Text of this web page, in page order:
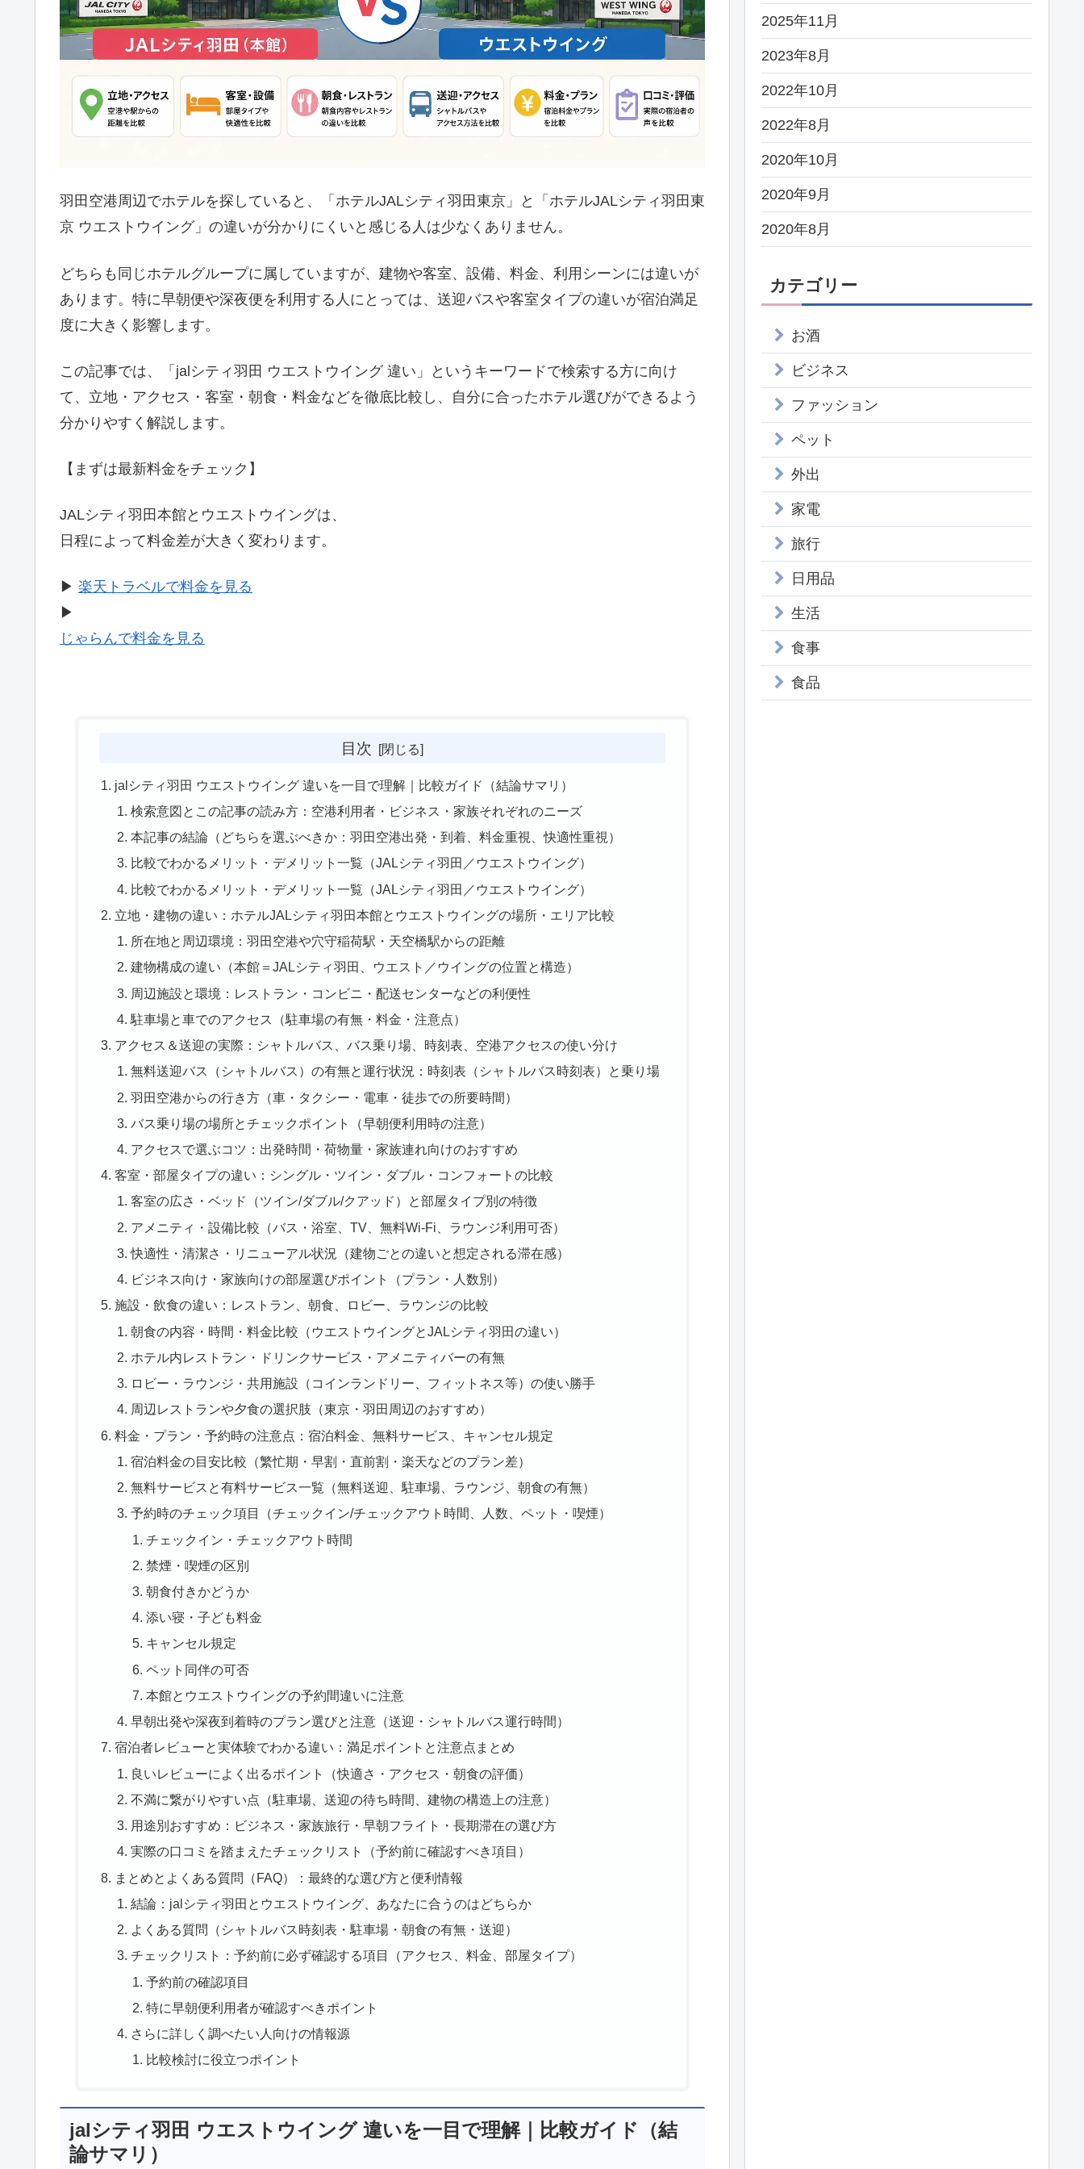
羽田空港周辺でホテルを探していると、「ホテルJALシティ羽田東京」と「ホテルJALシティ羽田東
京 ウエストウイング」の違いが分かりにくいと感じる人は少なくありません。
どちらも同じホテルグループに属していますが、建物や客室、設備、料金、利用シーンには違いが
あります。特に早朝便や深夜便を利用する人にとっては、送迎バスや客室タイプの違いが宿泊満足
度に大きく影響します。
この記事では、「jalシティ羽田 ウエストウイング 違い」というキーワードで検索する方に向け
て、立地・アクセス・客室・朝食・料金などを徹底比較し、自分に合ったホテル選びができるよう
分かりやすく解説します。
【まずは最新料金をチェック】
JALシティ羽田本館とウエストウイングは、
日程によって料金差が大きく変わります。
▶ 楽天トラベルで料金を見る
▶
じゃらんで料金を見る
目次
jalシティ羽田 ウエストウイング 違いを一目で理解｜比較ガイド（結論サマリ）
検索意図とこの記事の読み方：空港利用者・ビジネス・家族それぞれのニーズ
本記事の結論（どちらを選ぶべきか：羽田空港出発・到着、料金重視、快適性重視）
比較でわかるメリット・デメリット一覧（JALシティ羽田／ウエストウイング）
比較でわかるメリット・デメリット一覧（JALシティ羽田／ウエストウイング）
立地・建物の違い：ホテルJALシティ羽田本館とウエストウイングの場所・エリア比較
所在地と周辺環境：羽田空港や穴守稲荷駅・天空橋駅からの距離
建物構成の違い（本館＝JALシティ羽田、ウエスト／ウイングの位置と構造）
周辺施設と環境：レストラン・コンビニ・配送センターなどの利便性
駐車場と車でのアクセス（駐車場の有無・料金・注意点）
アクセス＆送迎の実際：シャトルバス、バス乗り場、時刻表、空港アクセスの使い分け
無料送迎バス（シャトルバス）の有無と運行状況：時刻表（シャトルバス時刻表）と乗り場
羽田空港からの行き方（車・タクシー・電車・徒歩での所要時間）
バス乗り場の場所とチェックポイント（早朝便利用時の注意）
アクセスで選ぶコツ：出発時間・荷物量・家族連れ向けのおすすめ
客室・部屋タイプの違い：シングル・ツイン・ダブル・コンフォートの比較
客室の広さ・ベッド（ツイン/ダブル/クアッド）と部屋タイプ別の特徴
アメニティ・設備比較（バス・浴室、TV、無料Wi-Fi、ラウンジ利用可否）
快適性・清潔さ・リニューアル状況（建物ごとの違いと想定される滞在感）
ビジネス向け・家族向けの部屋選びポイント（プラン・人数別）
施設・飲食の違い：レストラン、朝食、ロビー、ラウンジの比較
朝食の内容・時間・料金比較（ウエストウイングとJALシティ羽田の違い）
ホテル内レストラン・ドリンクサービス・アメニティバーの有無
ロビー・ラウンジ・共用施設（コインランドリー、フィットネス等）の使い勝手
周辺レストランや夕食の選択肢（東京・羽田周辺のおすすめ）
料金・プラン・予約時の注意点：宿泊料金、無料サービス、キャンセル規定
宿泊料金の目安比較（繁忙期・早割・直前割・楽天などのプラン差）
無料サービスと有料サービス一覧（無料送迎、駐車場、ラウンジ、朝食の有無）
予約時のチェック項目（チェックイン/チェックアウト時間、人数、ペット・喫煙）
チェックイン・チェックアウト時間
禁煙・喫煙の区別
朝食付きかどうか
添い寝・子ども料金
キャンセル規定
ペット同伴の可否
本館とウエストウイングの予約間違いに注意
早朝出発や深夜到着時のプラン選びと注意（送迎・シャトルバス運行時間）
宿泊者レビューと実体験でわかる違い：満足ポイントと注意点まとめ
良いレビューによく出るポイント（快適さ・アクセス・朝食の評価）
不満に繋がりやすい点（駐車場、送迎の待ち時間、建物の構造上の注意）
用途別おすすめ：ビジネス・家族旅行・早朝フライト・長期滞在の選び方
実際の口コミを踏まえたチェックリスト（予約前に確認すべき項目）
まとめとよくある質問（FAQ）：最終的な選び方と便利情報
結論：jalシティ羽田とウエストウイング、あなたに合うのはどちらか
よくある質問（シャトルバス時刻表・駐車場・朝食の有無・送迎）
チェックリスト：予約前に必ず確認する項目（アクセス、料金、部屋タイプ）
予約前の確認項目
特に早朝便利用者が確認すべきポイント
さらに詳しく調べたい人向けの情報源
比較検討に役立つポイント
jalシティ羽田 ウエストウイング 違いを一目で理解｜比較ガイド（結
論サマリ）
2025年11月
2023年8月
2022年10月
2022年8月
2020年10月
2020年9月
2020年8月
カテゴリー
お酒
ビジネス
ファッション
ペット
外出
家電
旅行
日用品
生活
食事
食品